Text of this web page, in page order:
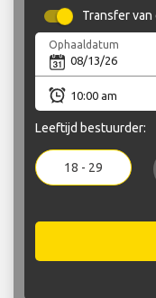
Transfer
Ophaaldatum
Leeftijd bestuurder:
18 - 29